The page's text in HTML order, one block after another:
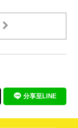
分享至LINE